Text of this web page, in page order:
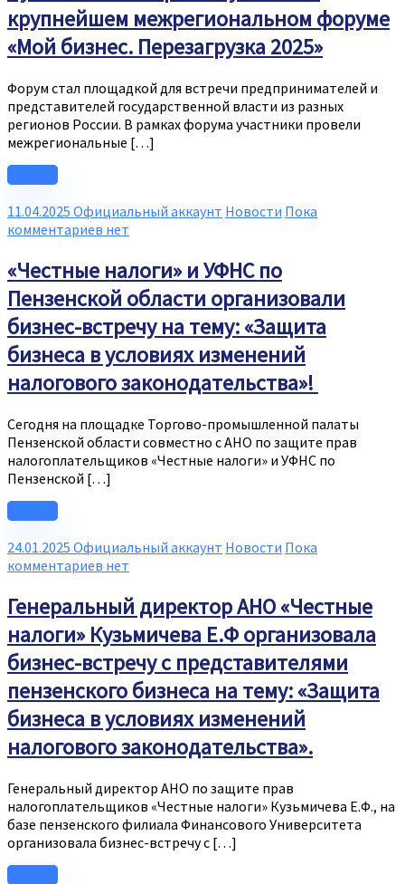
крупнейшем межрегиональном форуме
«Мой бизнес. Перезагрузка 2025»
Форум стал площадкой для встречи предпринимателей и
представителей государственной власти из разных
регионов России. В рамках форума участники провели
межрегиональные […]
11.04.2025 Официальный аккаунт Новости Пока
комментариев нет
«Честные налоги» и УФНС по
Пензенской области организовали
бизнес-встречу на тему: «Защита
бизнеса в условиях изменений
налогового законодательства»!
Сегодня на площадке Торгово-промышленной палаты
Пензенской области совместно с АНО по защите прав
налогоплательщиков «Честные налоги» и УФНС по
Пензенской […]
24.01.2025 Официальный аккаунт Новости Пока
комментариев нет
Генеральный директор АНО «Честные
налоги» Кузьмичева Е.Ф организовала
бизнес-встречу с представителями
пензенского бизнеса на тему: «Защита
бизнеса в условиях изменений
налогового законодательства».
Генеральный директор АНО по защите прав
налогоплательщиков «Честные налоги» Кузьмичева Е.Ф., на
базе пензенского филиала Финансового Университета
организовала бизнес-встречу с […]